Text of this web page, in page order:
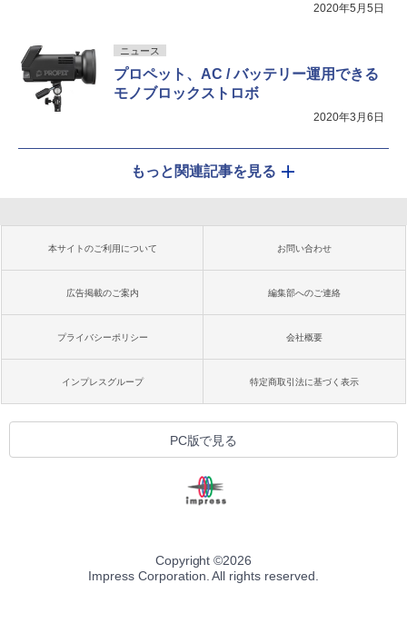
2020年5月5日
ニュース
プロペット、AC / バッテリー運用できる
モノブロックストロボ
2020年3月6日
もっと関連記事を見る
本サイトのご利用について お問い合わせ
広告掲載のご案内 編集部へのご連絡
プライバシーポリシー 会社概要
インプレスグループ 特定商取引法に基づく表示
PC版で見る
Copyright ©2026
Impress Corporation. All rights reserved.